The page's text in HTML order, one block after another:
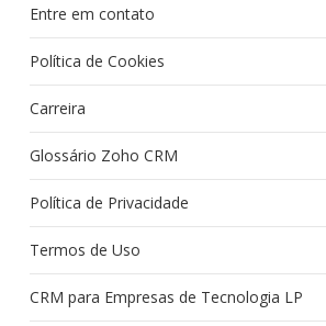
Entre em contato
Política de Cookies
Carreira
Glossário Zoho CRM
Política de Privacidade
Termos de Uso
CRM para Empresas de Tecnologia LP